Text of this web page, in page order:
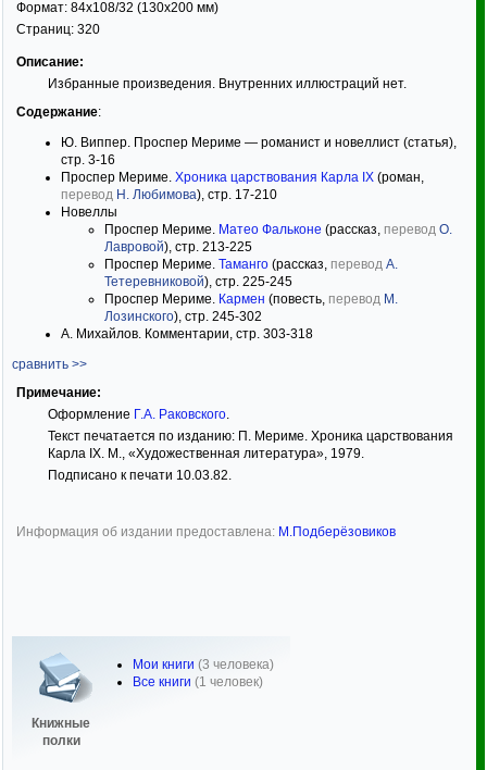
Формат: 84x108/32 (130x200 мм)
Страниц: 320
Описание:
Избранные произведения. Внутренних иллюстраций нет.
Содержание:
Ю. Виппер. Проспер Мериме — романист и новеллист (статья),
стр. 3-16
Проспер Мериме. Хроника царствования Карла IX (роман,
перевод Н. Любимова), стр. 17-210
Новеллы
Проспер Мериме. Матео Фальконе (рассказ, перевод О.
Лавровой), стр. 213-225
Проспер Мериме. Таманго (рассказ, перевод А.
Тетеревниковой), стр. 225-245
Проспер Мериме. Кармен (повесть, перевод М.
Лозинского), стр. 245-302
А. Михайлов. Комментарии, стр. 303-318
сравнить >>
Примечание:
Оформление Г.А. Раковского.
Текст печатается по изданию: П. Мериме. Хроника царствования
Карла IX. М., «Художественная литература», 1979.
Подписано к печати 10.03.82.
Информация об издании предоставлена: М.Подберёзовиков
Книжные
полки
Мои книги (3 человека)
Все книги (1 человек)